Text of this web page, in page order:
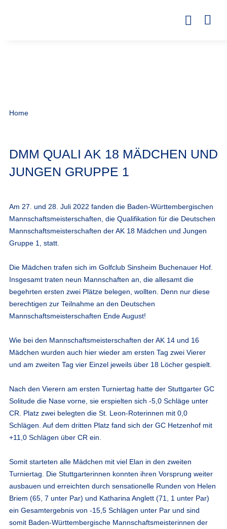
Home
DMM QUALI AK 18 MÄDCHEN UND
JUNGEN GRUPPE 1
Am 27. und 28. Juli 2022 fanden die Baden-Württembergischen
Mannschaftsmeisterschaften, die Qualifikation für die Deutschen
Mannschaftsmeisterschaften der AK 18 Mädchen und Jungen
Gruppe 1, statt.
Die Mädchen trafen sich im Golfclub Sinsheim Buchenauer Hof.
Insgesamt traten neun Mannschaften an, die allesamt die
begehrten ersten zwei Plätze belegen, wollten. Denn nur diese
berechtigen zur Teilnahme an den Deutschen
Mannschaftsmeisterschaften Ende August!
Wie bei den Mannschaftsmeisterschaften der AK 14 und 16
Mädchen wurden auch hier wieder am ersten Tag zwei Vierer
und am zweiten Tag vier Einzel jeweils über 18 Löcher gespielt.
Nach den Vierern am ersten Turniertag hatte der Stuttgarter GC
Solitude die Nase vorne, sie erspielten sich -5,0 Schläge unter
CR. Platz zwei belegten die St. Leon-Roterinnen mit 0,0
Schlägen. Auf dem dritten Platz fand sich der GC Hetzenhof mit
+11,0 Schlägen über CR ein.
Somit starteten alle Mädchen mit viel Elan in den zweiten
Turniertag. Die Stuttgarterinnen konnten ihren Vorsprung weiter
ausbauen und erreichten durch sensationelle Runden von Helen
Briem (65, 7 unter Par) und Katharina Anglett (71, 1 unter Par)
ein Gesamtergebnis von -15,5 Schlägen unter Par und sind
somit Baden-Württembergische Mannschaftsmeisterinnen der